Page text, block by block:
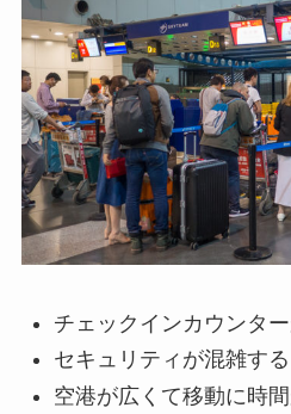
チェックインカウンタ
セキュリティが混雑する
空港が広くて移動に時